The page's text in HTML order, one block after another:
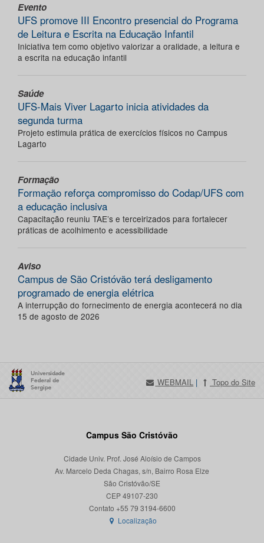
Evento
UFS promove III Encontro presencial do Programa
de Leitura e Escrita na Educação Infantil
Iniciativa tem como objetivo valorizar a oralidade, a leitura e
a escrita na educação infantil
Saúde
UFS-Mais Viver Lagarto inicia atividades da
segunda turma
Projeto estimula prática de exercícios físicos no Campus
Lagarto
Formação
Formação reforça compromisso do Codap/UFS com
a educação inclusiva
Capacitação reuniu TAE’s e terceirizados para fortalecer
práticas de acolhimento e acessibilidade
Aviso
Campus de São Cristóvão terá desligamento
programado de energia elétrica
A interrupção do fornecimento de energia acontecerá no dia
15 de agosto de 2026
WEBMAIL | Topo do Site
Campus São Cristóvão
Cidade Univ. Prof. José Aloísio de Campos
Av. Marcelo Deda Chagas, s/n, Bairro Rosa Elze
São Cristóvão/SE
CEP 49107-230
Localização